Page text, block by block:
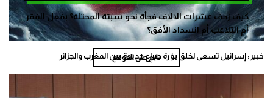
كيف زحف عشرات الالاف فجأة نحو سبتة المحتلة؟ بفعل الفقر
أم التلاعب أم انسداد الأفق؟
تابع على الموقع
خبير: إسرائيل تسعى لخلق بؤرة صراع جديدة بين المغرب والجزائر